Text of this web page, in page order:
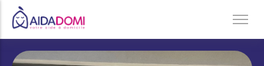
Ménage à domicile & Repassage